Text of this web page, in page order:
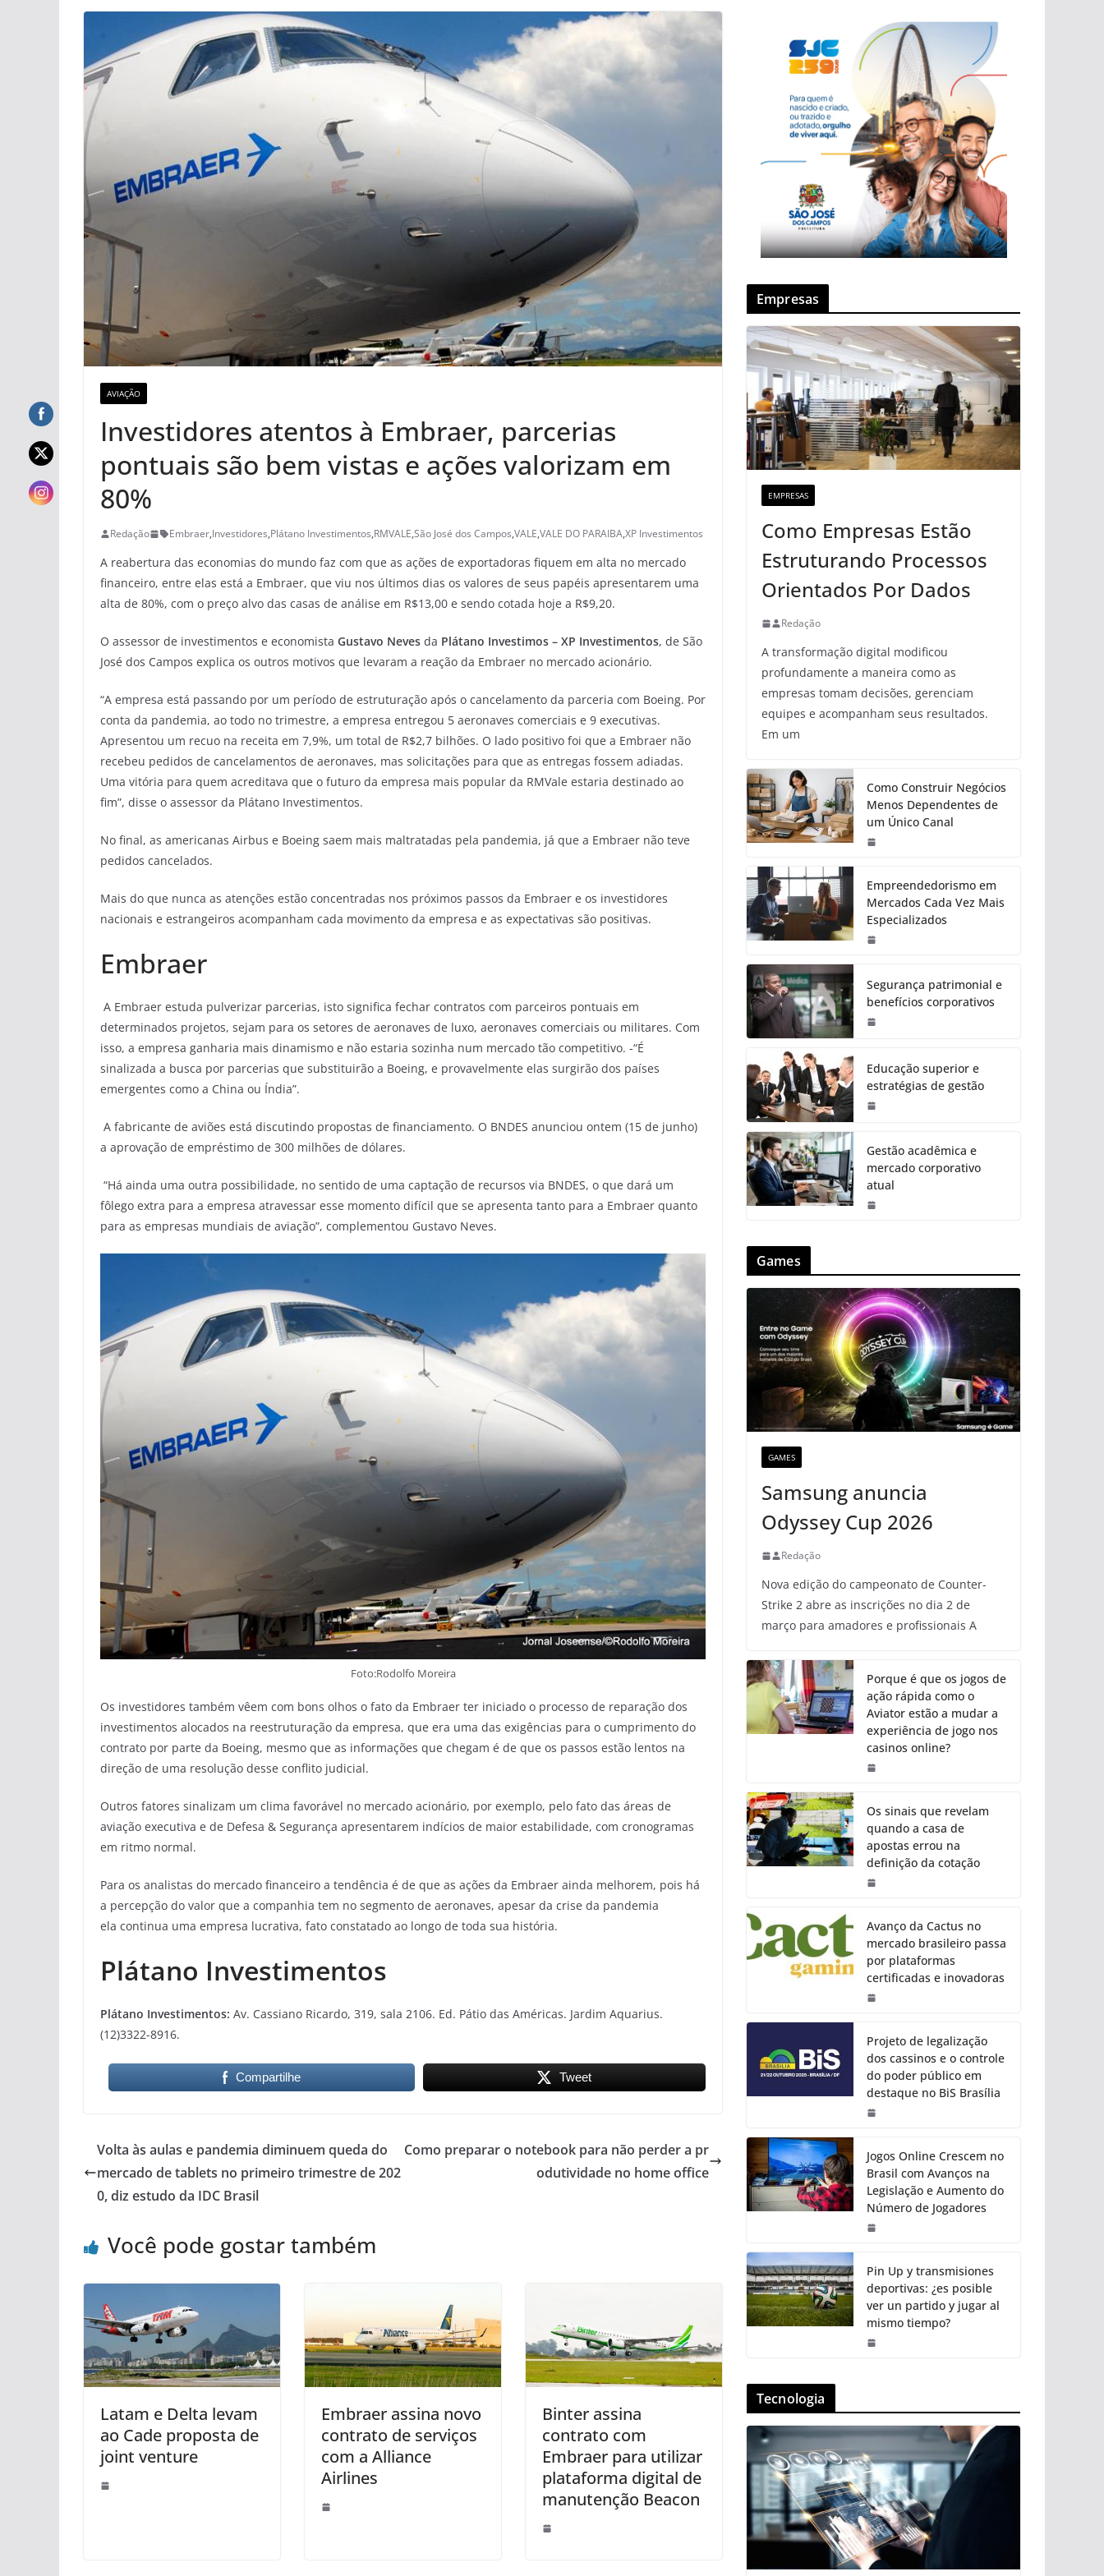
AVIAÇÃO
Investidores atentos à Embraer, parcerias
pontuais são bem vistas e ações valorizam em
80%
Redação Embraer,Investidores,Plátano Investimentos,RMVALE,São José dos Campos,VALE,VALE DO PARAIBA,XP Investimentos
A reabertura das economias do mundo faz com que as ações de exportadoras fiquem em alta no mercado
financeiro, entre elas está a Embraer, que viu nos últimos dias os valores de seus papéis apresentarem uma
alta de 80%, com o preço alvo das casas de análise em R$13,00 e sendo cotada hoje a R$9,20.
O assessor de investimentos e economista Gustavo Neves da Plátano Investimos – XP Investimentos, de São
José dos Campos explica os outros motivos que levaram a reação da Embraer no mercado acionário.
“A empresa está passando por um período de estruturação após o cancelamento da parceria com Boeing. Por
conta da pandemia, ao todo no trimestre, a empresa entregou 5 aeronaves comerciais e 9 executivas.
Apresentou um recuo na receita em 7,9%, um total de R$2,7 bilhões. O lado positivo foi que a Embraer não
recebeu pedidos de cancelamentos de aeronaves, mas solicitações para que as entregas fossem adiadas.
Uma vitória para quem acreditava que o futuro da empresa mais popular da RMVale estaria destinado ao
fim”, disse o assessor da Plátano Investimentos.
No final, as americanas Airbus e Boeing saem mais maltratadas pela pandemia, já que a Embraer não teve
pedidos cancelados.
Mais do que nunca as atenções estão concentradas nos próximos passos da Embraer e os investidores
nacionais e estrangeiros acompanham cada movimento da empresa e as expectativas são positivas.
Embraer
A Embraer estuda pulverizar parcerias, isto significa fechar contratos com parceiros pontuais em
determinados projetos, sejam para os setores de aeronaves de luxo, aeronaves comerciais ou militares. Com
isso, a empresa ganharia mais dinamismo e não estaria sozinha num mercado tão competitivo. -“É
sinalizada a busca por parcerias que substituirão a Boeing, e provavelmente elas surgirão dos países
emergentes como a China ou Índia”.
A fabricante de aviões está discutindo propostas de financiamento. O BNDES anunciou ontem (15 de junho)
a aprovação de empréstimo de 300 milhões de dólares.
“Há ainda uma outra possibilidade, no sentido de uma captação de recursos via BNDES, o que dará um
fôlego extra para a empresa atravessar esse momento difícil que se apresenta tanto para a Embraer quanto
para as empresas mundiais de aviação”, complementou Gustavo Neves.
Foto:Rodolfo Moreira
Os investidores também vêem com bons olhos o fato da Embraer ter iniciado o processo de reparação dos
investimentos alocados na reestruturação da empresa, que era uma das exigências para o cumprimento do
contrato por parte da Boeing, mesmo que as informações que chegam é de que os passos estão lentos na
direção de uma resolução desse conflito judicial.
Outros fatores sinalizam um clima favorável no mercado acionário, por exemplo, pelo fato das áreas de
aviação executiva e de Defesa & Segurança apresentarem indícios de maior estabilidade, com cronogramas
em ritmo normal.
Para os analistas do mercado financeiro a tendência é de que as ações da Embraer ainda melhorem, pois há
a percepção do valor que a companhia tem no segmento de aeronaves, apesar da crise da pandemia
ela continua uma empresa lucrativa, fato constatado ao longo de toda sua história.
Plátano Investimentos
Plátano Investimentos: Av. Cassiano Ricardo, 319, sala 2106. Ed. Pátio das Américas. Jardim Aquarius.
(12)3322-8916.
Compartilhe Tweet
Volta às aulas e pandemia diminuem queda do
mercado de tablets no primeiro trimestre de 202
0, diz estudo da IDC Brasil
Como preparar o notebook para não perder a pr
odutividade no home office
Você pode gostar também
Latam e Delta levam
ao Cade proposta de
joint venture
Embraer assina novo
contrato de serviços
com a Alliance
Airlines
Binter assina
contrato com
Embraer para utilizar
plataforma digital de
manutenção Beacon
Empresas
EMPRESAS
Como Empresas Estão
Estruturando Processos
Orientados Por Dados
Redação
A transformação digital modificou
profundamente a maneira como as
empresas tomam decisões, gerenciam
equipes e acompanham seus resultados.
Em um
Como Construir Negócios
Menos Dependentes de
um Único Canal
Empreendedorismo em
Mercados Cada Vez Mais
Especializados
Segurança patrimonial e
benefícios corporativos
Educação superior e
estratégias de gestão
Gestão acadêmica e
mercado corporativo
atual
Games
GAMES
Samsung anuncia
Odyssey Cup 2026
Redação
Nova edição do campeonato de Counter-
Strike 2 abre as inscrições no dia 2 de
março para amadores e profissionais A
Porque é que os jogos de
ação rápida como o
Aviator estão a mudar a
experiência de jogo nos
casinos online?
Os sinais que revelam
quando a casa de
apostas errou na
definição da cotação
Avanço da Cactus no
mercado brasileiro passa
por plataformas
certificadas e inovadoras
Projeto de legalização
dos cassinos e o controle
do poder público em
destaque no BiS Brasília
Jogos Online Crescem no
Brasil com Avanços na
Legislação e Aumento do
Número de Jogadores
Pin Up y transmisiones
deportivas: ¿es posible
ver un partido y jugar al
mismo tiempo?
Tecnologia